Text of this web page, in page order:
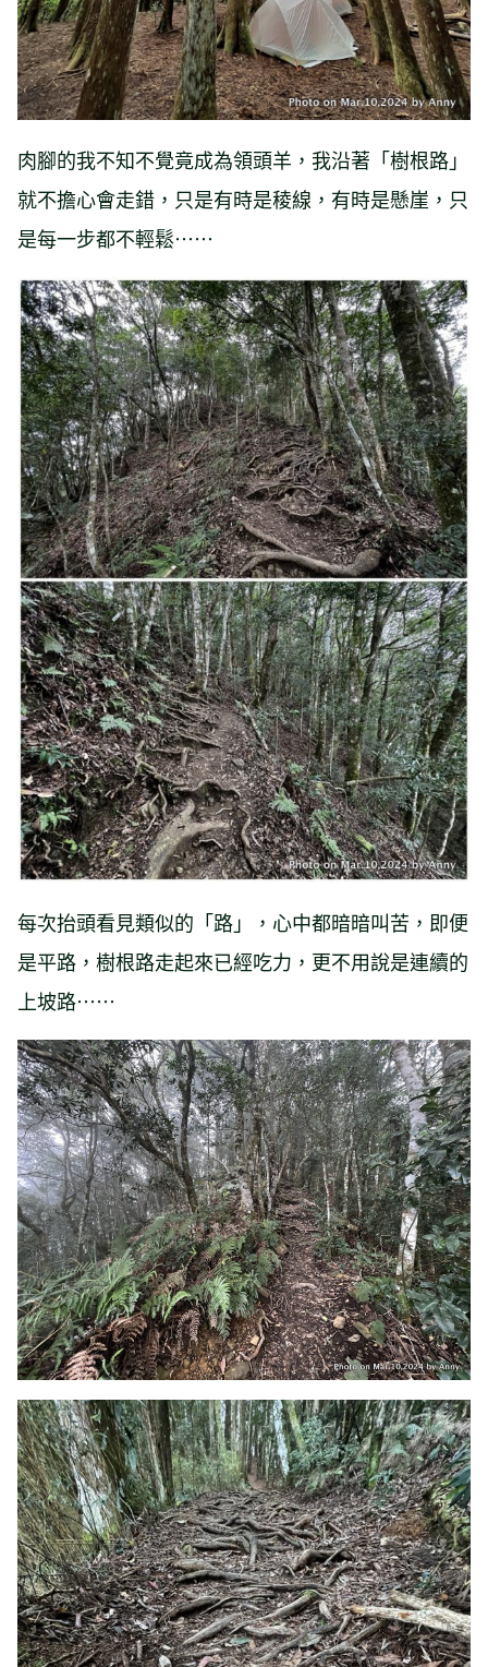
肉腳的我不知不覺竟成為領頭羊，我沿著「樹根路」
就不擔心會走錯，只是有時是稜線，有時是懸崖，只
是每一步都不輕鬆⋯⋯
每次抬頭看見類似的「路」，心中都暗暗叫苦，即便
是平路，樹根路走起來已經吃力，更不用說是連續的
上坡路⋯⋯